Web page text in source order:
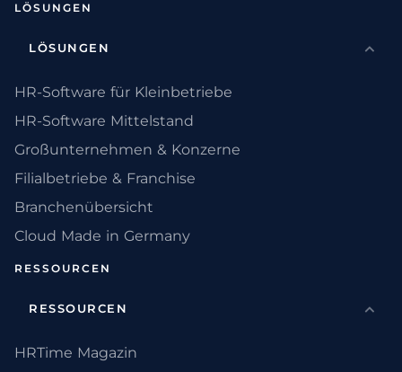
LÖSUNGEN
LÖSUNGEN
HR-Software für Kleinbetriebe
HR-Software Mittelstand
Großunternehmen & Konzerne
Filialbetriebe & Franchise
Branchenübersicht
Cloud Made in Germany
RESSOURCEN
RESSOURCEN
HRTime Magazin